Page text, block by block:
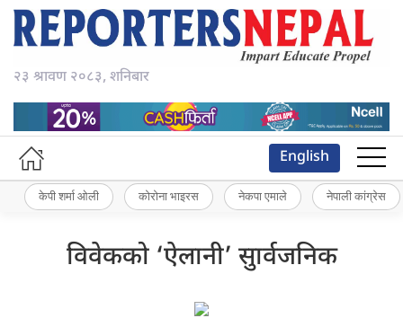
२३ श्रावण २०८३, शनिबार
English
केपी शर्मा ओली कोरोना भाइरस नेकपा एमाले नेपाली कांग्रेस
विवेकको ‘ऐलानी’ सुार्वजनिक